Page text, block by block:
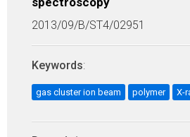
2013/09/B/ST4/02951
Keywords:
gas cluster ion beam polymer X-